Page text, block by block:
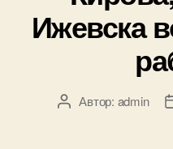
Ижевска
АвторАвтор: admin